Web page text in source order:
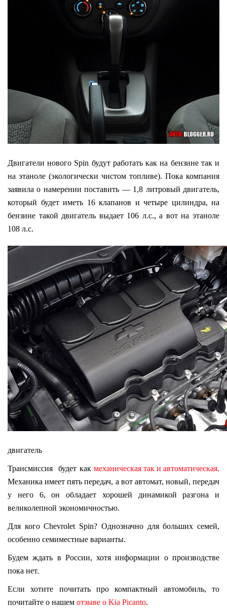
Двигатели нового Spin будут работать как на бензине так и
на этаноле (экологически чистом топливе). Пока компания
заявила о намерении поставить — 1,8 литровый двигатель,
который будет иметь 16 клапанов и четыре цилиндра, на
бензине такой двигатель выдает 106 л.с., а вот на этаноле
108 л.с.
двигатель
Трансмиссия будет как механическая так и автоматическая.
Механика имеет пять передач, а вот автомат, новый, передач
у него 6, он обладает хорошей динамикой разгона и
великолепной экономичностью.
Для кого Сhevrolet Spin? Однозначно для больших семей,
особенно семиместные варианты.
Будем ждать в России, хотя информации о производстве
пока нет.
Если хотите почитать про компактный автомобиль, то
почитайте о нашем отзыве о Kia Picanto.